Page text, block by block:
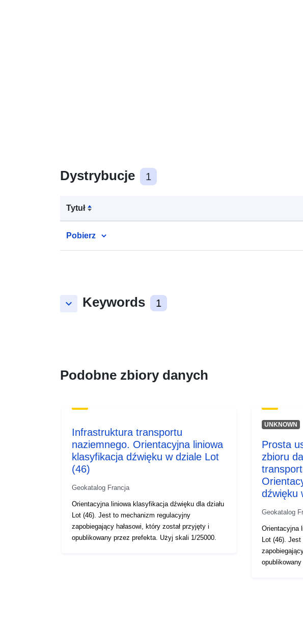
Dystrybucje 1
Tytuł
Pobierz
keyboard_arrow_down Keywords 1
Podobne zbiory danych
Infrastruktura transportu
naziemnego. Orientacyjna liniowa
klasyfikacja dźwięku w dziale Lot
(46)
Geokatalog Francja
Orientacyjna liniowa klasyfikacja dźwięku dla działu
Lot (46). Jest to mechanizm regulacyjny
zapobiegający hałasowi, który został przyjęty i
opublikowany przez prefekta. Użyj skali 1/25000.
UNKNOWN
Prosta
zbioru
dźwięku
Geokatalog
Orientacyjna
Lot (46).